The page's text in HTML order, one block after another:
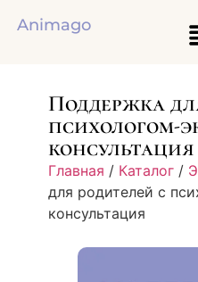
Animago
Поддержка
психологом-
консультация
Главная / Каталог/
для родителей с
консультация